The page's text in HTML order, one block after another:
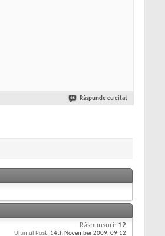
Răspunde cu citat
Răspunsuri: 12
Ultimul Post: 14th November 2009, 09:12